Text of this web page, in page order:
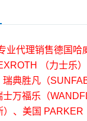
业代理销售德国哈
（力士乐
瑞典胜凡（
士万福乐（
）、美国 PARKER